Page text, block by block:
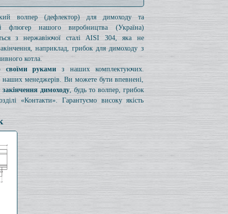
волпер (дефлектор) для димоходу та
флюгер нашого виробництва (Україна)
з нержавіючої сталі AISI 304, яка не
наприклад, грибок для димоходу з
котла.
своїми руками з наших комплектуючих.
наших менеджерів. Ви можете бути впевнені,
димоходу, будь то волпер, грибок
«Контакти». Гарантуємо високу якість